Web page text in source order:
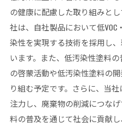
の健康に配慮した取り組みと
社は、自社製品において低
染性を実現する技術を採用し
います。また、低汚染性塗料
の啓蒙活動や低汚染性塗料の
り組む予定です。さらに、当
注力し、廃棄物の削減につな
料の普及を通じて社会に貢献